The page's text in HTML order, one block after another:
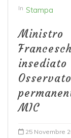
In Stampa
Ministro
insediato
MIC
25 Novembre